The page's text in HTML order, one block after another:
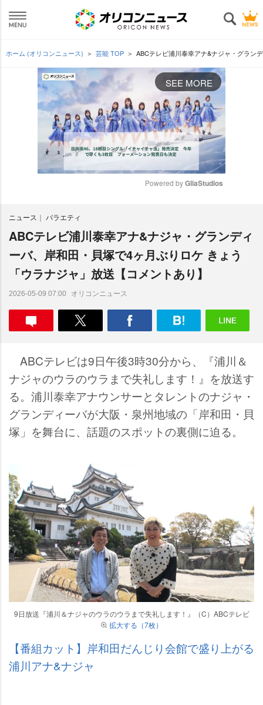
ホーム (オリコンニュース) 芸能 TOP ABCテレビ浦川泰幸アナ&ナジャ・グラン
SEE MORE
e
Powered by GliaStudios
ニュース バラエティ
ABCテレビ浦川泰幸アナ&ナジャ・グランディ
ーバ、岸和田・貝塚で4ヶ月ぶりロケ きょう
「ウラナジャ」放送【コメントあり】
2026-05-09 07:00 オリコンニュース
ABCテレビは9日午後3時30分から、『浦川＆
ナジャのウラのウラまで失礼します！』を放送す
る。浦川泰幸アナウンサーとタレントのナジャ・
グランディーバが大阪・泉州地域の「岸和田・貝
塚」を舞台に、話題のスポットの裏側に迫る。
9日放送『浦川＆ナジャのウラのウラまで失礼します！』（C）ABCテレビ
拡大する（7枚）
【番組カット】岸和田だんじり会館で盛り上がる
浦川アナ&ナジャ